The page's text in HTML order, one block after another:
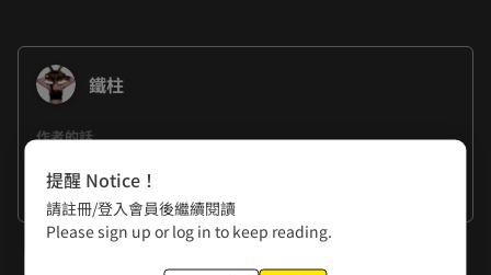
鐵柱
作者的話
人是一種很奇怪的動物，等到失去了才會想要追回。例如：自
由，又例如：曾經跟某人有過的約定…☆ヾ(*´・∀・)ﾉヾ(・
∀・`*)ﾉ☆	人是一種很奇怪的動物，等到失去了才會想要追
回。例如：自由，又例如：曾經跟某人有過的約定…☆ヾ(*
看更多
提醒 Notice！
請註冊/登入會員後繼續閱讀
Please sign up or log in to keep reading.